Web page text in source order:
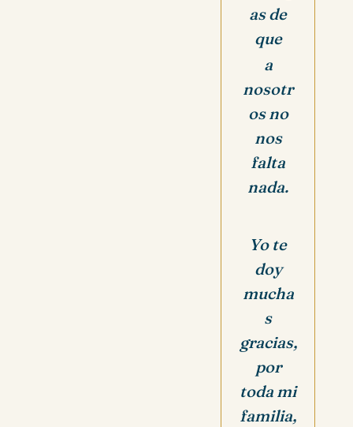
as de
que
a
nosotr
os no
nos
falta
nada.
Yo te
doy
mucha
s
gracias,
por
toda mi
familia,